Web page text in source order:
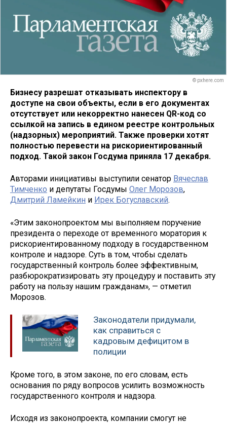
© pxhere.com
Бизнесу разрешат отказывать инспектору в
доступе на свои объекты, если в его документах
отсутствует или некорректно нанесен QR-код со
ссылкой на запись в едином реестре контрольных
(надзорных) мероприятий. Также проверки хотят
полностью перевести на рискориентированный
подход. Такой закон Госдума приняла 17 декабря.
Авторами инициативы выступили сенатор Вячеслав
Тимченко и депутаты Госдумы Олег Морозов,
Дмитрий Ламейкин и Ирек Богуславский.
«Этим законопроектом мы выполняем поручение
президента о переходе от временного моратория к
рискориентированному подходу в государственном
контроле и надзоре. Суть в том, чтобы сделать
государственный контроль более эффективным,
разбюрократизировать эту процедуру и поставить эту
работу на пользу нашим гражданам», — отметил
Морозов.
Законодатели придумали,
как справиться с
кадровым дефицитом в
полиции
Кроме того, в этом законе, по его словам, есть
основания по ряду вопросов усилить возможность
государственного контроля и надзора.
Исходя из законопроекта, компании смогут не